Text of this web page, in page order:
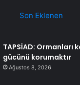
Son Eklenen
TAPSİAD: Ormanları
gücünü korumaktır
Ağustos 8, 2026